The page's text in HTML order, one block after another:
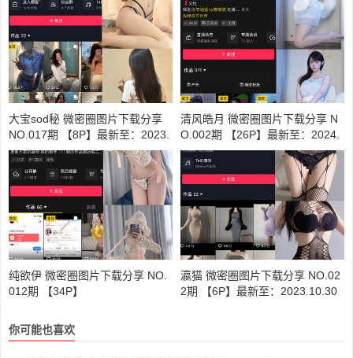
大宝sod秘 微密圈图片下载分享
NO.017期 【8P】最新至：2023.
9.8
清风皓月 微密圈图片下载分享 N
O.002期 【26P】最新至：2024.
7.26
纯欲伊 微密圈图片下载分享 NO.
012期 【34P】
瀛猫 微密圈图片下载分享 NO.02
2期 【6P】最新至：2023.10.30
你可能也喜欢